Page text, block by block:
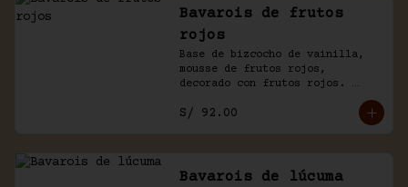
Bavarois de frutos
rojos
Base de bizcocho de vainilla,
mousse de frutos rojos,
decorado con frutos rojos.
S/ 92.00
Bavarois de lúcuma